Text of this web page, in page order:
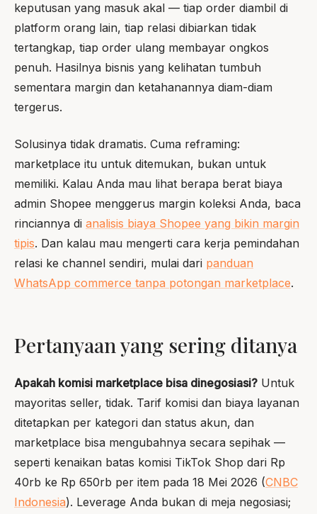
keputusan yang masuk akal — tiap order diambil di
platform orang lain, tiap relasi dibiarkan tidak
tertangkap, tiap order ulang membayar ongkos
penuh. Hasilnya bisnis yang kelihatan tumbuh
sementara margin dan ketahanannya diam-diam
tergerus.
Solusinya tidak dramatis. Cuma reframing:
marketplace itu untuk ditemukan, bukan untuk
memiliki. Kalau Anda mau lihat berapa berat biaya
admin Shopee menggerus margin koleksi Anda, baca
rinciannya di analisis biaya Shopee yang bikin margin
tipis. Dan kalau mau mengerti cara kerja pemindahan
relasi ke channel sendiri, mulai dari panduan
WhatsApp commerce tanpa potongan marketplace.
Pertanyaan yang sering ditanya
Apakah komisi marketplace bisa dinegosiasi? Untuk
mayoritas seller, tidak. Tarif komisi dan biaya layanan
ditetapkan per kategori dan status akun, dan
marketplace bisa mengubahnya secara sepihak —
seperti kenaikan batas komisi TikTok Shop dari Rp
40rb ke Rp 650rb per item pada 18 Mei 2026 (CNBC
Indonesia). Leverage Anda bukan di meja negosiasi;